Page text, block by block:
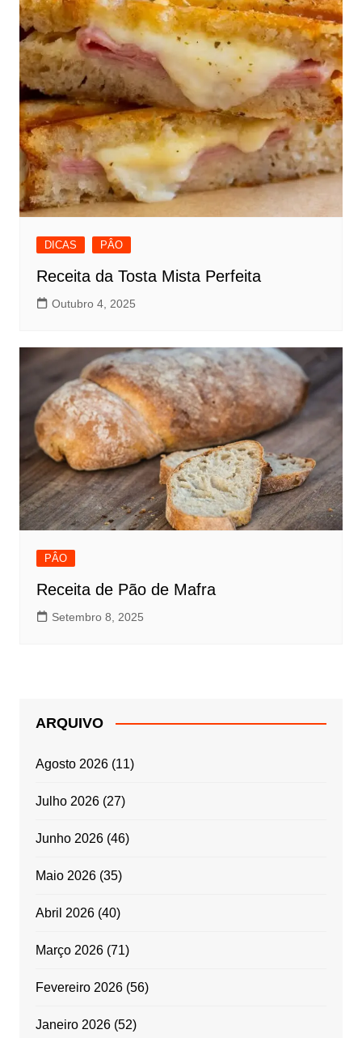
DICAS PÂO
Receita da Tosta Mista Perfeita
Outubro 4, 2025
PÂO
Receita de Pão de Mafra
Setembro 8, 2025
ARQUIVO
Agosto 2026(11)
Julho 2026(27)
Junho 2026(46)
Maio 2026(35)
Abril 2026(40)
Março 2026(71)
Fevereiro 2026(56)
Janeiro 2026(52)